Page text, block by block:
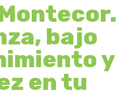
bajo
y
en tu